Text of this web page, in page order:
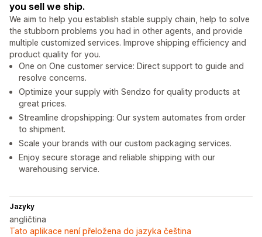
you sell we ship.
We aim to help you establish stable supply chain, help to solve
the stubborn problems you had in other agents, and provide
multiple customized services. Improve shipping efficiency and
product quality for you.
One on One customer service: Direct support to guide and
resolve concerns.
Optimize your supply with Sendzo for quality products at
great prices.
Streamline dropshipping: Our system automates from order
to shipment.
Scale your brands with our custom packaging services.
Enjoy secure storage and reliable shipping with our
warehousing service.
Jazyky
angličtina
Tato aplikace není přeložena do jazyka čeština